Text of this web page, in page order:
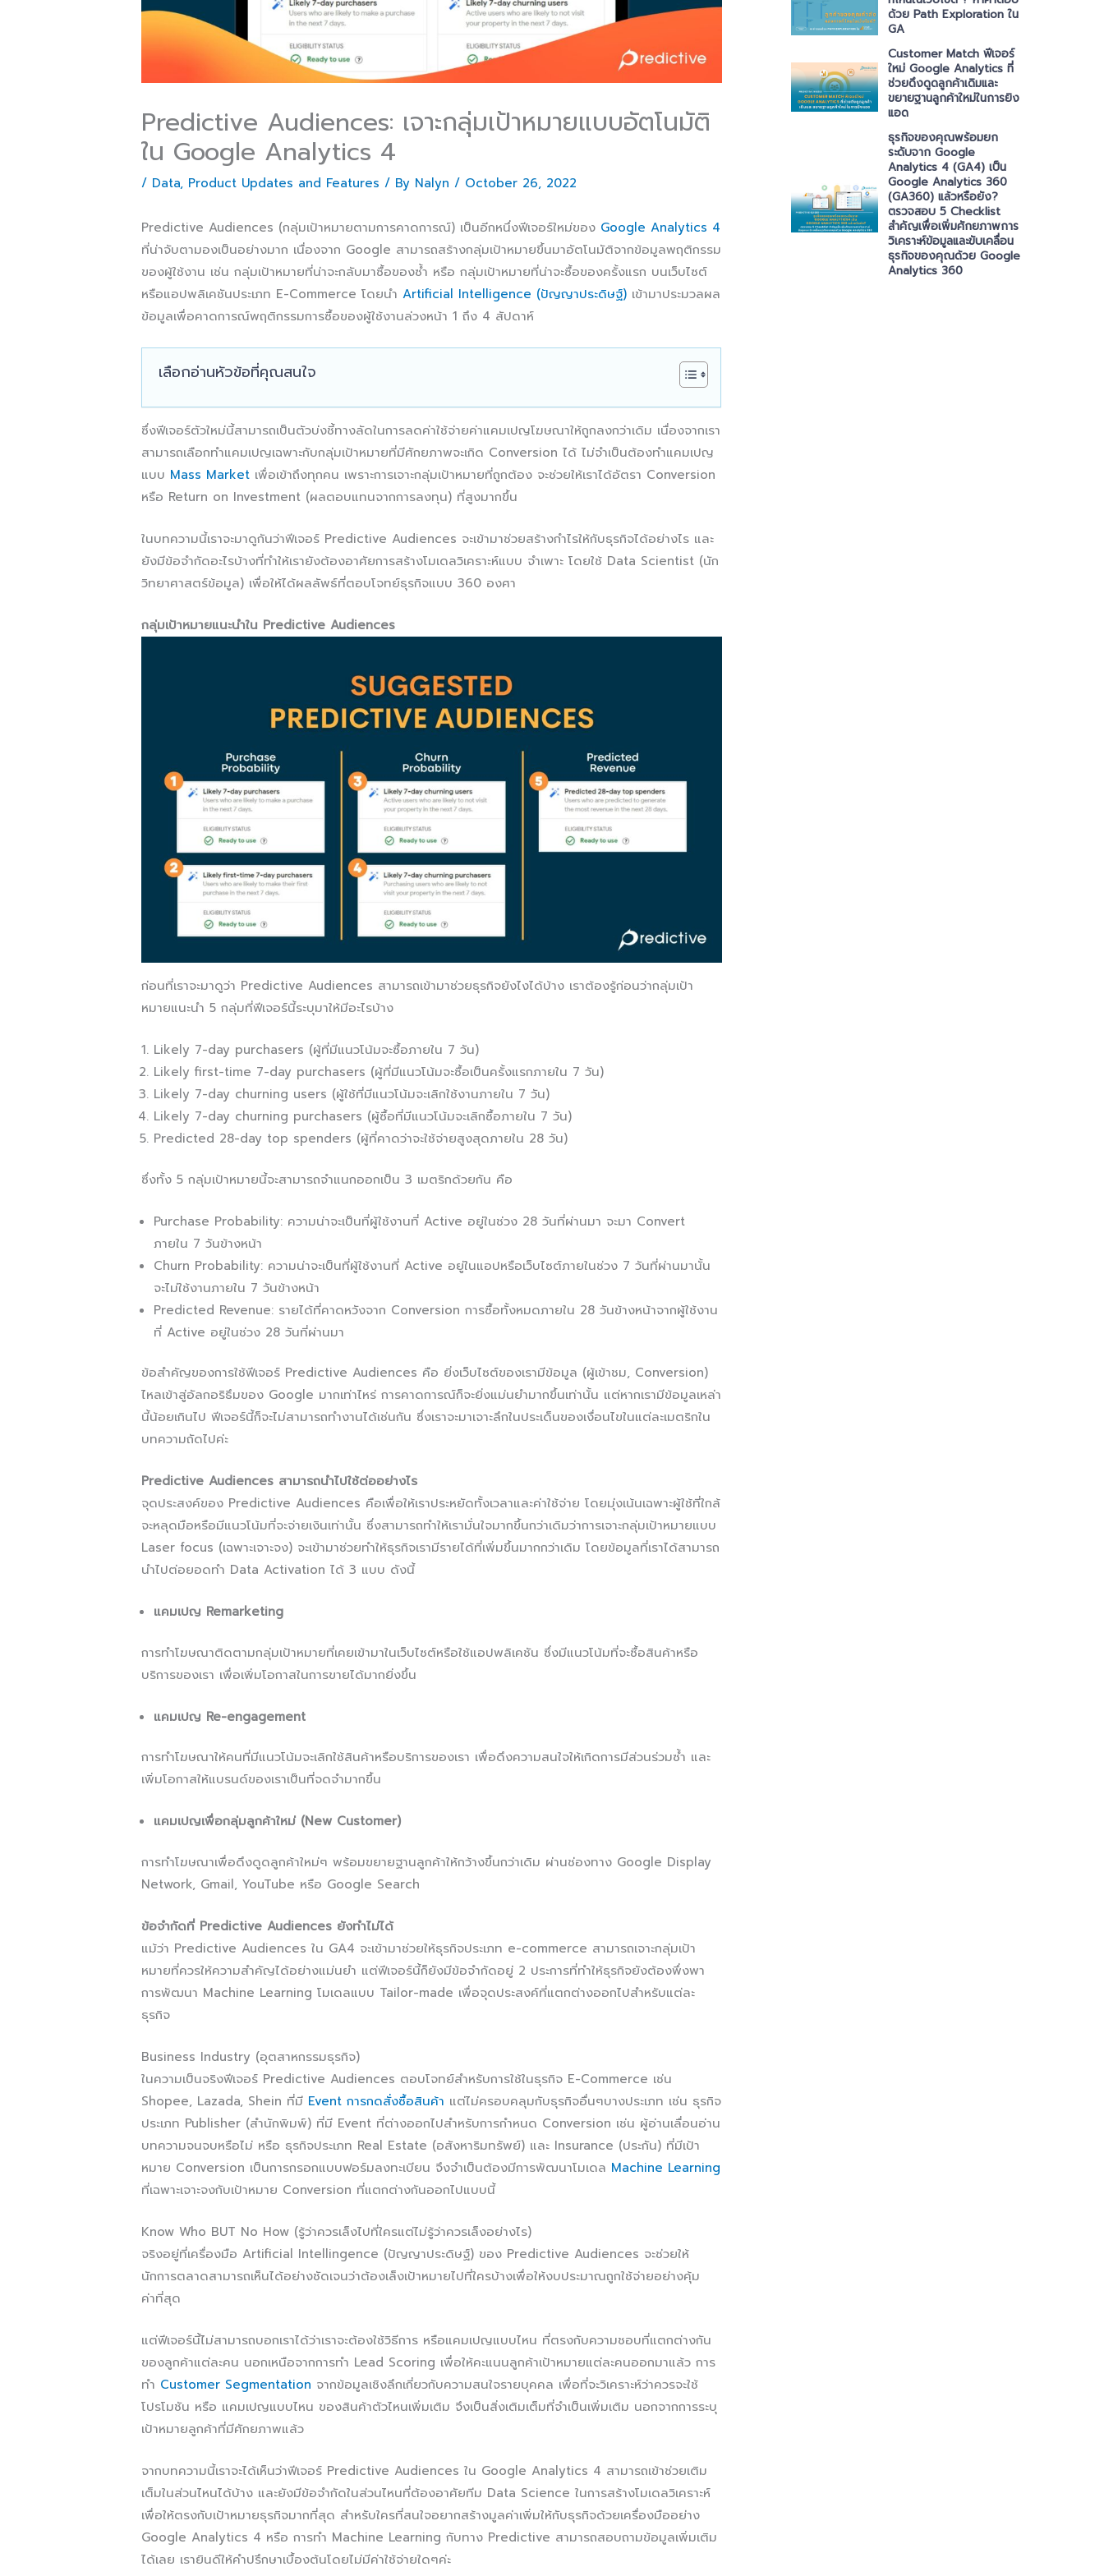
Predictive Audiences: เจาะกลุ่มเป้าหมายแบบอัตโนมัติ
ใน Google Analytics 4
/ Data, Product Updates and Features / By Nalyn / October 26, 2022
Predictive Audiences (กลุ่มเป้าหมายตามการคาดการณ์) เป็นอีกหนึ่งฟีเจอร์ใหม่ของ Google Analytics 4
ที่น่าจับตามองเป็นอย่างมาก เนื่องจาก Google สามารถสร้างกลุ่มเป้าหมายขึ้นมาอัตโนมัติจากข้อมูลพฤติกรรม
ของผู้ใช้งาน เช่น กลุ่มเป้าหมายที่น่าจะกลับมาซื้อของซ้ำ หรือ กลุ่มเป้าหมายที่น่าจะซื้อของครั้งแรก บนเว็บไซต์
หรือแอปพลิเคชันประเภท E-Commerce โดยนำ Artificial Intelligence (ปัญญาประดิษฐ์) เข้ามาประมวลผล
ข้อมูลเพื่อคาดการณ์พฤติกรรมการซื้อของผู้ใช้งานล่วงหน้า 1 ถึง 4 สัปดาห์
เลือกอ่านหัวข้อที่คุณสนใจ
ซึ่งฟีเจอร์ตัวใหม่นี้สามารถเป็นตัวบ่งชี้ทางลัดในการลดค่าใช้จ่ายค่าแคมเปญโฆษณาให้ถูกลงกว่าเดิม เนื่องจากเรา
สามารถเลือกทำแคมเปญเฉพาะกับกลุ่มเป้าหมายที่มีศักยภาพจะเกิด Conversion ได้ ไม่จำเป็นต้องทำแคมเปญ
แบบ Mass Market เพื่อเข้าถึงทุกคน เพราะการเจาะกลุ่มเป้าหมายที่ถูกต้อง จะช่วยให้เราได้อัตรา Conversion
หรือ Return on Investment (ผลตอบแทนจากการลงทุน) ที่สูงมากขึ้น
ในบทความนี้เราจะมาดูกันว่าฟีเจอร์ Predictive Audiences จะเข้ามาช่วยสร้างกำไรให้กับธุรกิจได้อย่างไร และ
ยังมีข้อจำกัดอะไรบ้างที่ทำให้เรายังต้องอาศัยการสร้างโมเดลวิเคราะห์แบบ จำเพาะ โดยใช้ Data Scientist (นัก
วิทยาศาสตร์ข้อมูล) เพื่อให้ได้ผลลัพธ์ที่ตอบโจทย์ธุรกิจแบบ 360 องศา
กลุ่มเป้าหมายแนะนำใน Predictive Audiences
ก่อนที่เราจะมาดูว่า Predictive Audiences สามารถเข้ามาช่วยธุรกิจยังไงได้บ้าง เราต้องรู้ก่อนว่ากลุ่มเป้า
หมายแนะนำ 5 กลุ่มที่ฟีเจอร์นี้ระบุมาให้มีอะไรบ้าง
Likely 7-day purchasers (ผู้ที่มีแนวโน้มจะซื้อภายใน 7 วัน)
Likely first-time 7-day purchasers (ผู้ที่มีแนวโน้มจะซื้อเป็นครั้งแรกภายใน 7 วัน)
Likely 7-day churning users (ผู้ใช้ที่มีแนวโน้มจะเลิกใช้งานภายใน 7 วัน)
Likely 7-day churning purchasers (ผู้ซื้อที่มีแนวโน้มจะเลิกซื้อภายใน 7 วัน)
Predicted 28-day top spenders (ผู้ที่คาดว่าจะใช้จ่ายสูงสุดภายใน 28 วัน)
ซึ่งทั้ง 5 กลุ่มเป้าหมายนี้จะสามารถจำแนกออกเป็น 3 เมตริกด้วยกัน คือ
Purchase Probability: ความน่าจะเป็นที่ผู้ใช้งานที่ Active อยู่ในช่วง 28 วันที่ผ่านมา จะมา Convert
ภายใน 7 วันข้างหน้า
Churn Probability: ความน่าจะเป็นที่ผู้ใช้งานที่ Active อยู่ในแอปหรือเว็บไซต์ภายในช่วง 7 วันที่ผ่านมานั้น
จะไม่ใช้งานภายใน 7 วันข้างหน้า
Predicted Revenue: รายได้ที่คาดหวังจาก Conversion การซื้อทั้งหมดภายใน 28 วันข้างหน้าจากผู้ใช้งาน
ที่ Active อยู่ในช่วง 28 วันที่ผ่านมา
ข้อสำคัญของการใช้ฟีเจอร์ Predictive Audiences คือ ยิ่งเว็บไซต์ของเรามีข้อมูล (ผู้เข้าชม, Conversion)
ไหลเข้าสู่อัลกอริธึมของ Google มากเท่าไหร่ การคาดการณ์ก็จะยิ่งแม่นยำมากขึ้นเท่านั้น แต่หากเรามีข้อมูลเหล่า
นี้น้อยเกินไป ฟีเจอร์นี้ก็จะไม่สามารถทำงานได้เช่นกัน ซึ่งเราจะมาเจาะลึกในประเด็นของเงื่อนไขในแต่ละเมตริกใน
บทความถัดไปค่ะ
Predictive Audiences สามารถนำไปใช้ต่ออย่างไร
จุดประสงค์ของ Predictive Audiences คือเพื่อให้เราประหยัดทั้งเวลาและค่าใช้จ่าย โดยมุ่งเน้นเฉพาะผู้ใช้ที่ใกล้
จะหลุดมือหรือมีแนวโน้มที่จะจ่ายเงินเท่านั้น ซึ่งสามารถทำให้เรามั่นใจมากขึ้นกว่าเดิมว่าการเจาะกลุ่มเป้าหมายแบบ
Laser focus (เฉพาะเจาะจง) จะเข้ามาช่วยทำให้ธุรกิจเรามีรายได้ที่เพิ่มขึ้นมากกว่าเดิม โดยข้อมูลที่เราได้สามารถ
นำไปต่อยอดทำ Data Activation ได้ 3 แบบ ดังนี้
แคมเปญ Remarketing
การทำโฆษณาติดตามกลุ่มเป้าหมายที่เคยเข้ามาในเว็บไซต์หรือใช้แอปพลิเคชัน ซึ่งมีแนวโน้มที่จะซื้อสินค้าหรือ
บริการของเรา เพื่อเพิ่มโอกาสในการขายได้มากยิ่งขึ้น
แคมเปญ Re-engagement
การทำโฆษณาให้คนที่มีแนวโน้มจะเลิกใช้สินค้าหรือบริการของเรา เพื่อดึงความสนใจให้เกิดการมีส่วนร่วมซ้ำ และ
เพิ่มโอกาสให้แบรนด์ของเราเป็นที่จดจำมากขึ้น
แคมเปญเพื่อกลุ่มลูกค้าใหม่ (New Customer)
การทำโฆษณาเพื่อดึงดูดลูกค้าใหม่ๆ พร้อมขยายฐานลูกค้าให้กว้างขึ้นกว่าเดิม ผ่านช่องทาง Google Display
Network, Gmail, YouTube หรือ Google Search
ข้อจำกัดที่ Predictive Audiences ยังทำไม่ได้
แม้ว่า Predictive Audiences ใน GA4 จะเข้ามาช่วยให้ธุรกิจประเภท e-commerce สามารถเจาะกลุ่มเป้า
หมายที่ควรให้ความสำคัญได้อย่างแม่นยำ แต่ฟีเจอร์นี้ก็ยังมีข้อจำกัดอยู่ 2 ประการที่ทำให้ธุรกิจยังต้องพึ่งพา
การพัฒนา Machine Learning โมเดลแบบ Tailor-made เพื่อจุดประสงค์ที่แตกต่างออกไปสำหรับแต่ละ
ธุรกิจ
Business Industry (อุตสาหกรรมธุรกิจ)
ในความเป็นจริงฟีเจอร์ Predictive Audiences ตอบโจทย์สำหรับการใช้ในธุรกิจ E-Commerce เช่น
Shopee, Lazada, Shein ที่มี Event การกดสั่งซื้อสินค้า แต่ไม่ครอบคลุมกับธุรกิจอื่นๆบางประเภท เช่น ธุรกิจ
ประเภท Publisher (สำนักพิมพ์) ที่มี Event ที่ต่างออกไปสำหรับการกำหนด Conversion เช่น ผู้อ่านเลื่อนอ่าน
บทความจนจบหรือไม่ หรือ ธุรกิจประเภท Real Estate (อสังหาริมทรัพย์) และ Insurance (ประกัน) ที่มีเป้า
หมาย Conversion เป็นการกรอกแบบฟอร์มลงทะเบียน จึงจำเป็นต้องมีการพัฒนาโมเดล Machine Learning
ที่เฉพาะเจาะจงกับเป้าหมาย Conversion ที่แตกต่างกันออกไปแบบนี้
Know Who BUT No How (รู้ว่าควรเล็งไปที่ใครแต่ไม่รู้ว่าควรเล็งอย่างไร)
จริงอยู่ที่เครื่องมือ Artificial Intellingence (ปัญญาประดิษฐ์) ของ Predictive Audiences จะช่วยให้
นักการตลาดสามารถเห็นได้อย่างชัดเจนว่าต้องเล็งเป้าหมายไปที่ใครบ้างเพื่อให้งบประมาณถูกใช้จ่ายอย่างคุ้ม
ค่าที่สุด
แต่ฟีเจอร์นี้ไม่สามารถบอกเราได้ว่าเราจะต้องใช้วิธีการ หรือแคมเปญแบบไหน ที่ตรงกับความชอบที่แตกต่างกัน
ของลูกค้าแต่ละคน นอกเหนือจากการทำ Lead Scoring เพื่อให้คะแนนลูกค้าเป้าหมายแต่ละคนออกมาแล้ว การ
ทำ Customer Segmentation จากข้อมูลเชิงลึกเกี่ยวกับความสนใจรายบุคคล เพื่อที่จะวิเคราะห์ว่าควรจะใช้
โปรโมชัน หรือ แคมเปญแบบไหน ของสินค้าตัวไหนเพิ่มเติม จึงเป็นสิ่งเติมเต็มที่จำเป็นเพิ่มเติม นอกจากการระบุ
เป้าหมายลูกค้าที่มีศักยภาพแล้ว
จากบทความนี้เราจะได้เห็นว่าฟีเจอร์ Predictive Audiences ใน Google Analytics 4 สามารถเข้าช่วยเติม
เต็มในส่วนไหนได้บ้าง และยังมีข้อจำกัดในส่วนไหนที่ต้องอาศัยทีม Data Science ในการสร้างโมเดลวิเคราะห์
เพื่อให้ตรงกับเป้าหมายธุรกิจมากที่สุด สำหรับใครที่สนใจอยากสร้างมูลค่าเพิ่มให้กับธุรกิจด้วยเครื่องมืออย่าง
Google Analytics 4 หรือ การทำ Machine Learning กับทาง Predictive สามารถสอบถามข้อมูลเพิ่มเติม
ได้เลย เรายินดีให้คำปรึกษาเบื้องต้นโดยไม่มีค่าใช้จ่ายใดๆค่ะ
ด้วย Path Exploration ใน
GA
Customer Match ฟีเจอร์
ใหม่ Google Analytics ที่
ช่วยดึงดูดลูกค้าเดิมและ
ขยายฐานลูกค้าใหม่ในการยิง
แอด
ธุรกิจของคุณพร้อมยก
ระดับจาก Google
Analytics 4 (GA4) เป็น
Google Analytics 360
(GA360) แล้วหรือยัง?
ตรวจสอบ 5 Checklist
สำคัญเพื่อเพิ่มศักยภาพการ
วิเคราะห์ข้อมูลและขับเคลื่อน
ธุรกิจของคุณด้วย Google
Analytics 360